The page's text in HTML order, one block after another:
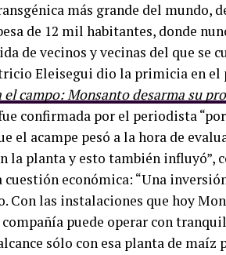
más grande del mundo,
de 12 mil habitantes, donde
de vecinos y vecinas del que se
Eleisegui dio la primicia en el
el campo: Monsanto desarma su
confirmada por el periodista
el acampe pesó a la hora de
la planta y esto también
cuestión económica: “Una
Con las instalaciones que hoy
puede operar con
sólo con esa planta de maíz